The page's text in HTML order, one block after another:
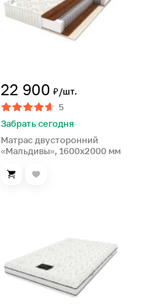
22 900 ₽/шт.
5
Забрать сегодня
Матрас двусторонний
«Мальдивы», 1600х2000 мм